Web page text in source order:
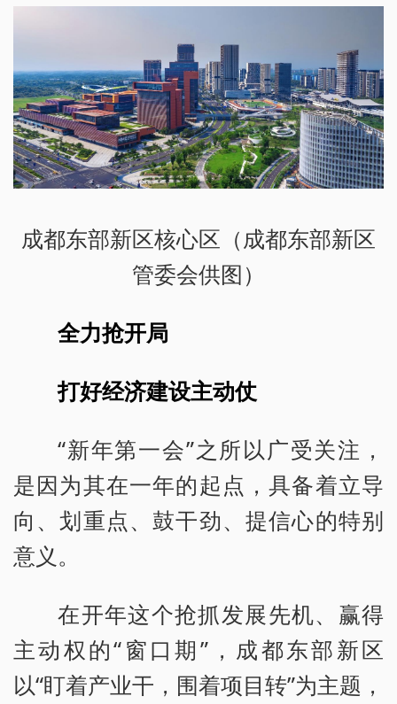
成都东部新区核心区（成都东部新区
管委会供图）
全力抢开局
打好经济建设主动仗
“新年第一会”之所以广受关注，
是因为其在一年的起点，具备着立导
向、划重点、鼓干劲、提信心的特别
意义。
在开年这个抢抓发展先机、赢得
主动权的“窗口期”，成都东部新区
以“盯着产业干，围着项目转”为主题，